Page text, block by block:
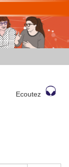
Ecoutez